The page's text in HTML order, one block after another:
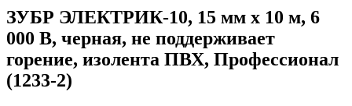
ЗУБР ЭЛЕКТРИК-10, 15 мм х 10 м, 6
000 В, черная, не поддерживает
горение, изолента ПВХ, Профессионал
(1233-2)